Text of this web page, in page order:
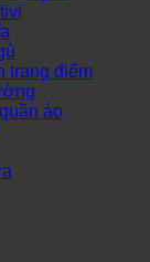
trang điểm
áo